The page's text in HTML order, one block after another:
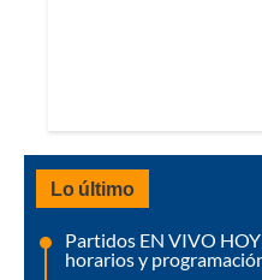
Lo último
Partidos EN VIVO
horarios y